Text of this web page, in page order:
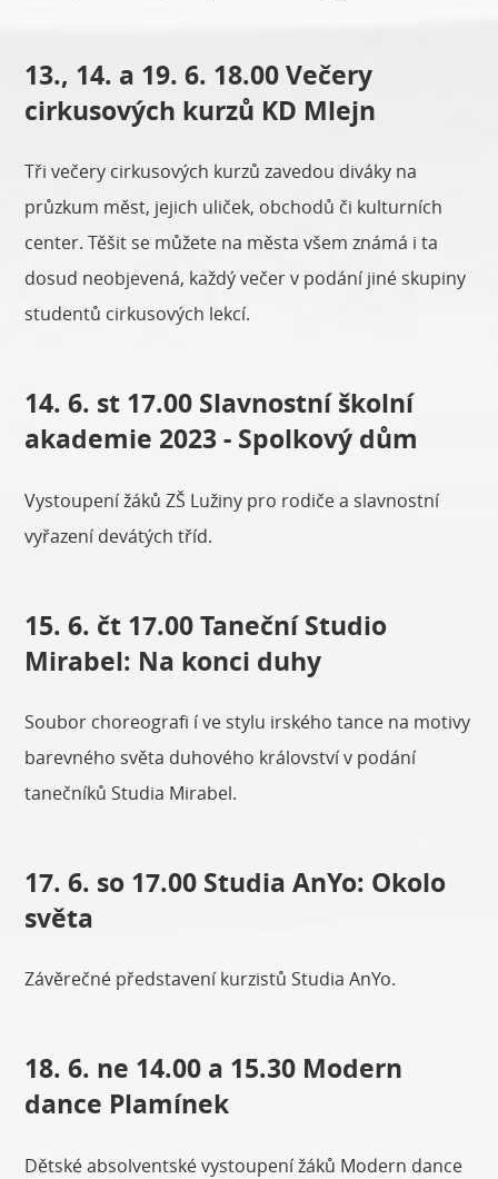
13., 14. a 19. 6. 18.00 Večery
cirkusových kurzů KD Mlejn
Tři večery cirkusových kurzů zavedou diváky na
průzkum měst, jejich uliček, obchodů či kulturních
center. Těšit se můžete na města všem známá i ta
dosud neobjevená, každý večer v podání jiné skupiny
studentů cirkusových lekcí.
14. 6. st 17.00 Slavnostní školní
akademie 2023 - Spolkový dům
Vystoupení žáků ZŠ Lužiny pro rodiče a slavnostní
vyřazení devátých tříd.
15. 6. čt 17.00 Taneční Studio
Mirabel: Na konci duhy
Soubor choreografi í ve stylu irského tance na motivy
barevného světa duhového království v podání
tanečníků Studia Mirabel.
17. 6. so 17.00 Studia AnYo: Okolo
světa
Závěrečné představení kurzistů Studia AnYo.
18. 6. ne 14.00 a 15.30 Modern
dance Plamínek
Dětské absolventské vystoupení žáků Modern dance